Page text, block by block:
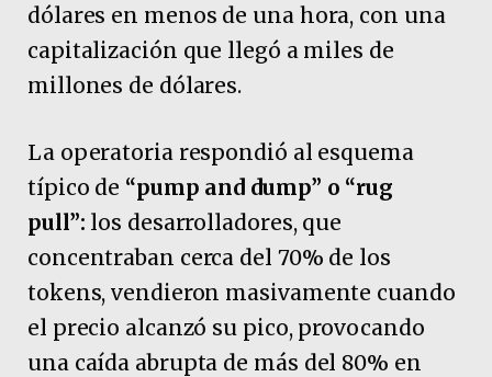
dólares en menos de una hora, con una
capitalización que llegó a miles de
millones de dólares.
La operatoria respondió al esquema
típico de “pump and dump” o “rug
pull”: los desarrolladores, que
concentraban cerca del 70% de los
tokens, vendieron masivamente cuando
el precio alcanzó su pico, provocando
una caída abrupta de más del 80% en